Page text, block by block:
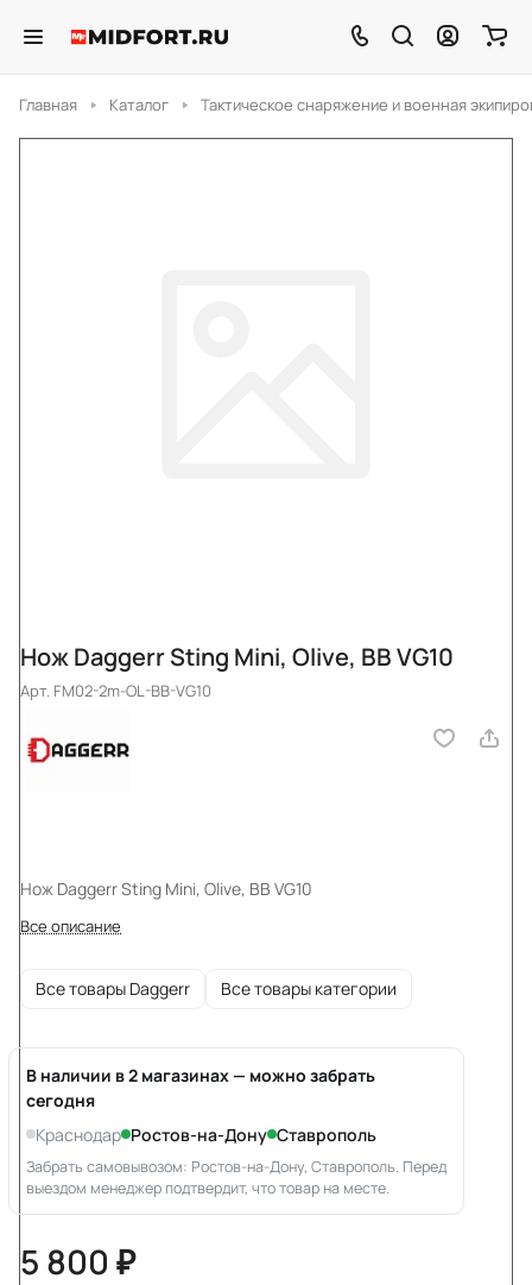
Главная Каталог Тактическое снаряжение и военная
Нож Daggerr Sting Mini, Olive, BB VG10
Арт. FM02-2m-OL-BB-VG10
Нож Daggerr Sting Mini, Olive, BB VG10
Все описание
Все товары Daggerr Все товары категории
В наличии в 2 магазинах — можно забрать
сегодня
Краснодар Ростов-на-Дону Ставрополь
Забрать самовывозом: Ростов-на-Дону, Ставрополь. Перед
выездом менеджер подтвердит, что товар на месте.
5 800 ₽